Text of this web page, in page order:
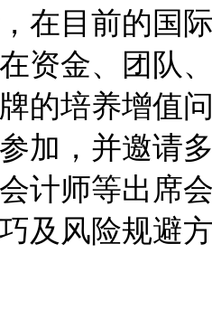
在目前的国
资金、团队
的培养增值
加，并邀请
计师等出席
及风险规避